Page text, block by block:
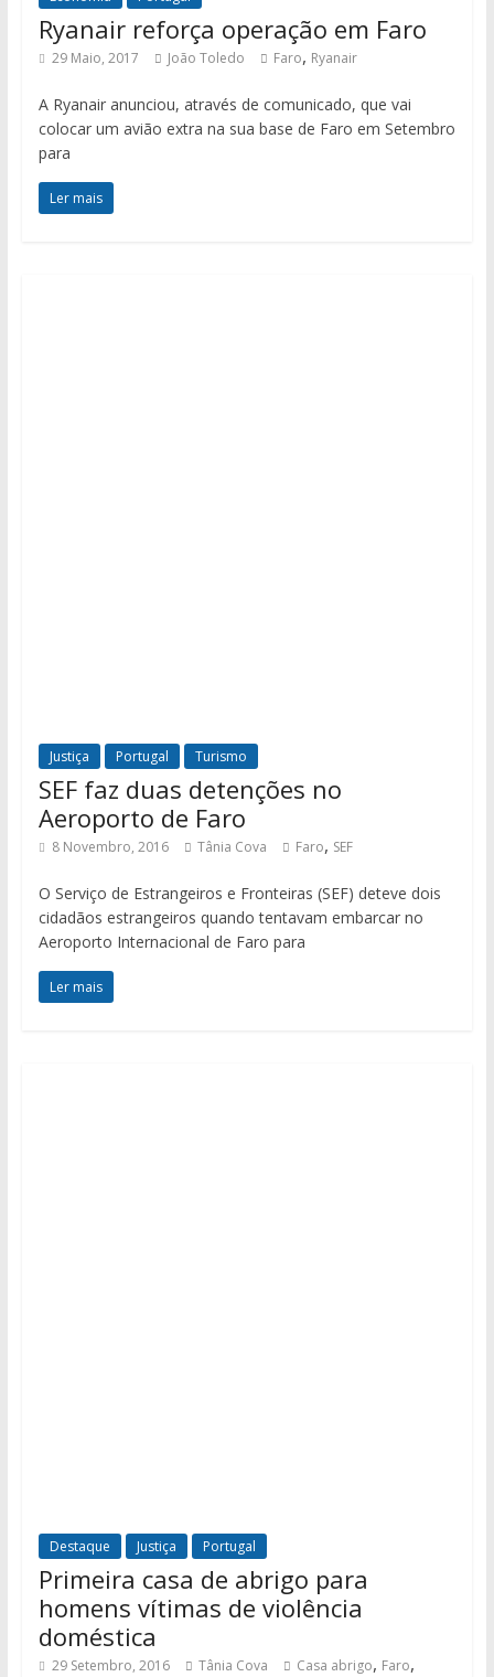
Ryanair reforça operação em Faro
29 Maio, 2017 João Toledo Faro, Ryanair
A Ryanair anunciou, através de comunicado, que vai
colocar um avião extra na sua base de Faro em Setembro
para
Ler mais
Justiça Portugal Turismo
SEF faz duas detenções no
Aeroporto de Faro
8 Novembro, 2016 Tânia Cova Faro, SEF
O Serviço de Estrangeiros e Fronteiras (SEF) deteve dois
cidadãos estrangeiros quando tentavam embarcar no
Aeroporto Internacional de Faro para
Ler mais
Destaque Justiça Portugal
Primeira casa de abrigo para
homens vítimas de violência
doméstica
29 Setembro, 2016 Tânia Cova Casa abrigo, Faro,